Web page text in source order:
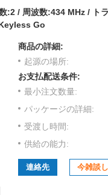
:2 / 周波数:434 MHz / ト
Go
商品の詳細:
起源の場所:
お支払配送条件:
最小注文数量:
パッケージの詳細:
受渡し時間:
供給の能力:
連絡先 今雑談